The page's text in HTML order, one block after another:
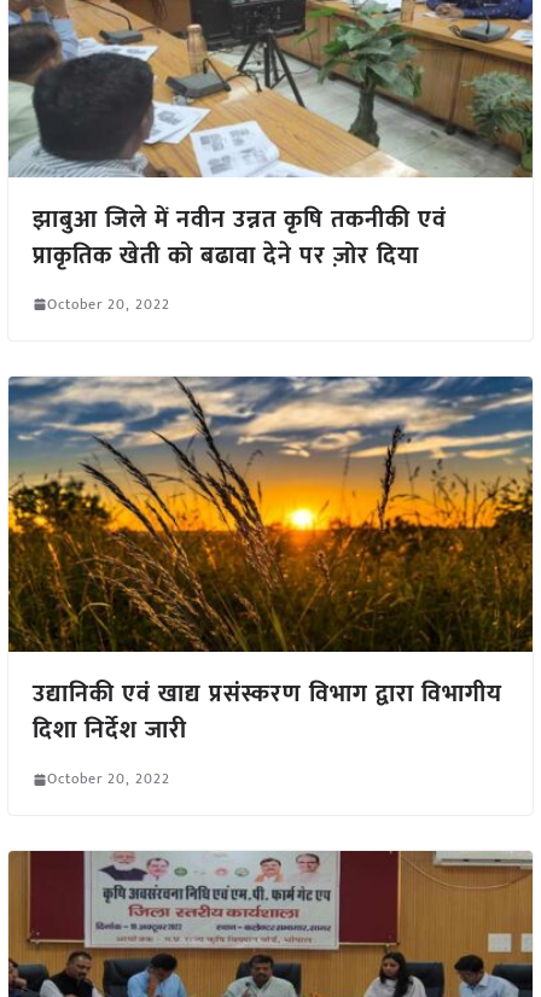
झाबुआ जिले में नवीन उन्नत कृषि तकनीकी एवं
प्राकृतिक खेती को बढावा देने पर ज़ोर दिया
October 20, 2022
उद्यानिकी एवं खाद्य प्रसंस्करण विभाग द्वारा विभागीय
दिशा निर्देश जारी
October 20, 2022